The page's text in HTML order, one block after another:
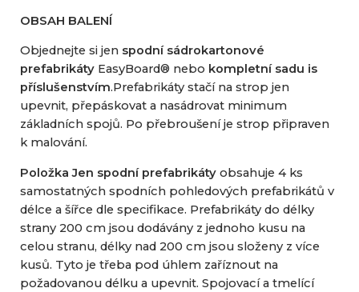
OBSAH BALENÍ
Objednejte si jen spodní sádrokartonové
prefabrikáty EasyBoard® nebo kompletní sadu is
příslušenstvím.Prefabrikáty stačí na strop jen
upevnit, přepáskovat a nasádrovat minimum
základních spojů. Po přebroušení je strop připraven
k malování.
Položka Jen spodní prefabrikáty obsahuje 4 ks
samostatných spodních pohledových prefabrikátů v
délce a šířce dle specifikace. Prefabrikáty do délky
strany 200 cm jsou dodávány z jednoho kusu na
celou stranu, délky nad 200 cm jsou složeny z více
kusů. Tyto je třeba pod úhlem zaříznout na
požadovanou délku a upevnit. Spojovací a tmelící